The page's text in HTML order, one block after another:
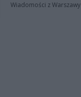
Wiadomości z Warszawy